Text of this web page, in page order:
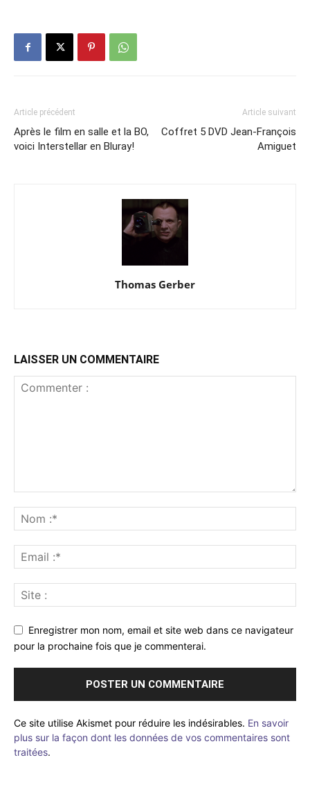
Article précédent
Après le film en salle et la BO,
voici Interstellar en Bluray!
Article suivant
Coffret 5 DVD Jean-François
Amiguet
Thomas Gerber
LAISSER UN COMMENTAIRE
Enregistrer mon nom, email et site web dans ce navigateur
pour la prochaine fois que je commenterai.
Ce site utilise Akismet pour réduire les indésirables. En savoir
plus sur la façon dont les données de vos commentaires sont
traitées.